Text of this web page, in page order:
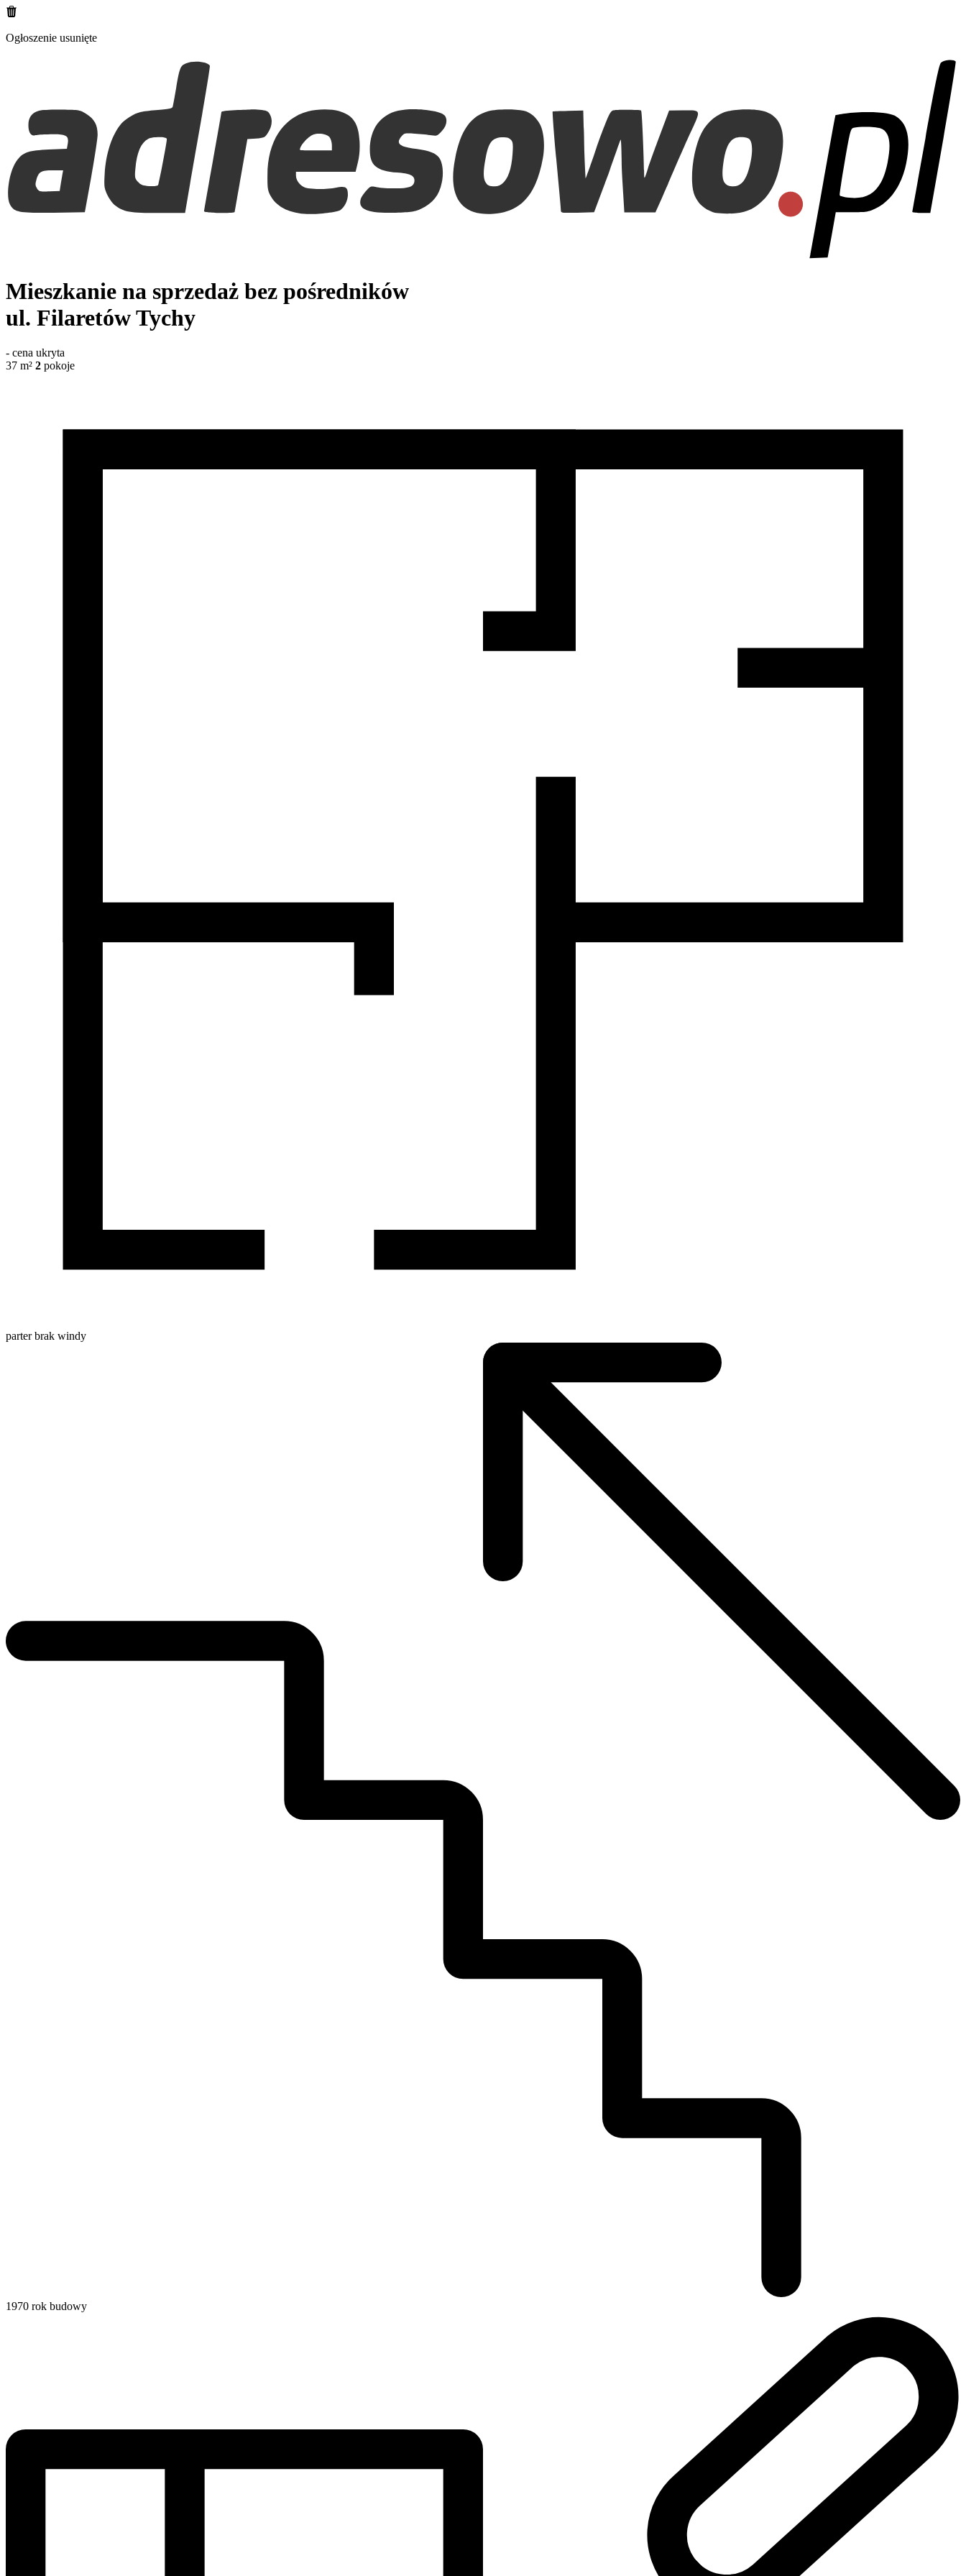
Ogłoszenie usunięte
Mieszkanie na sprzedaż bez pośredników
ul. FilaretówTychy
- cena ukryta
37 m² 2 pokoje
parter brak windy
1970 rok budowy